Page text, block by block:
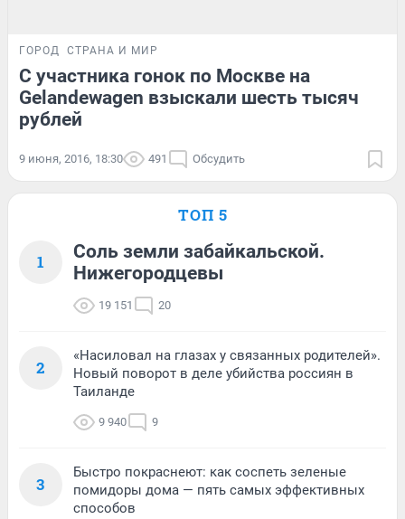
ГОРОД СТРАНА И МИР
С участника гонок по Москве на
Gelandewagen взыскали шесть тысяч
рублей
9 июня, 2016, 18:30 491 Обсудить
ТОП 5
1
Соль земли забайкальской.
Нижегородцевы
19 151 20
2
«Насиловал на глазах у связанных родителей».
Новый поворот в деле убийства россиян в
Таиланде
9 940 9
3
Быстро покраснеют: как соспеть зеленые
помидоры дома — пять самых эффективных
способов